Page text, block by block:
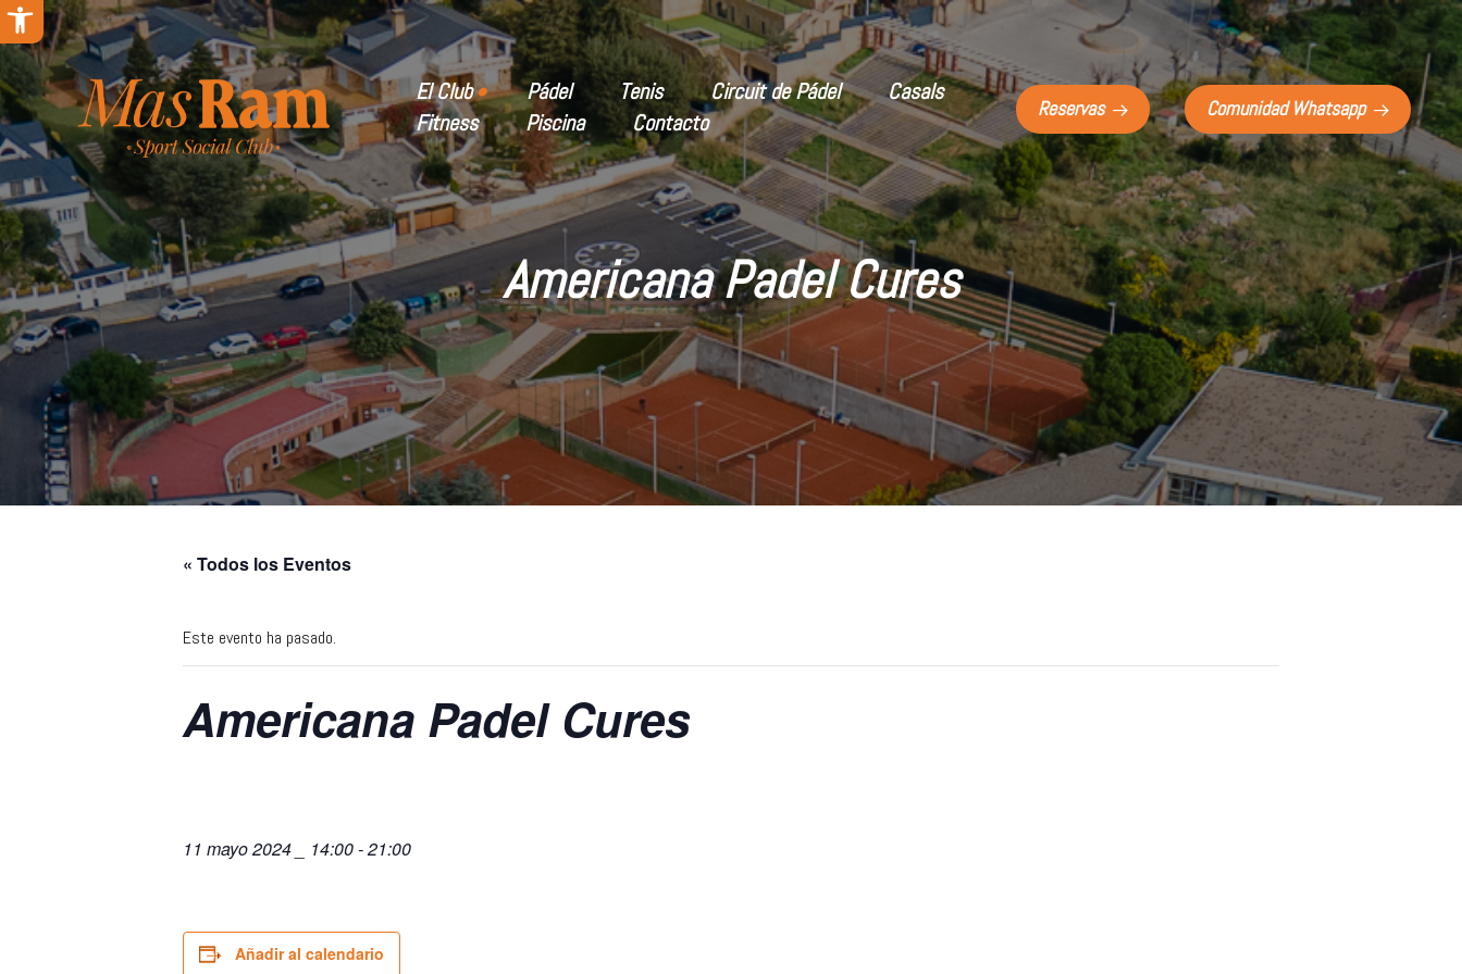
El Club
Instalaciones
Cuotas del club
Galería
Pádel Tenis Circuit de Pádel
Casals
Fitness
Piscina Contacto
Reservas Comunidad Whatsapp
Americana Padel Cures
« Todos los Eventos
Este evento ha pasado.
Americana Padel Cures
11 mayo 2024 _ 14:00-21:00
Añadir al calendario